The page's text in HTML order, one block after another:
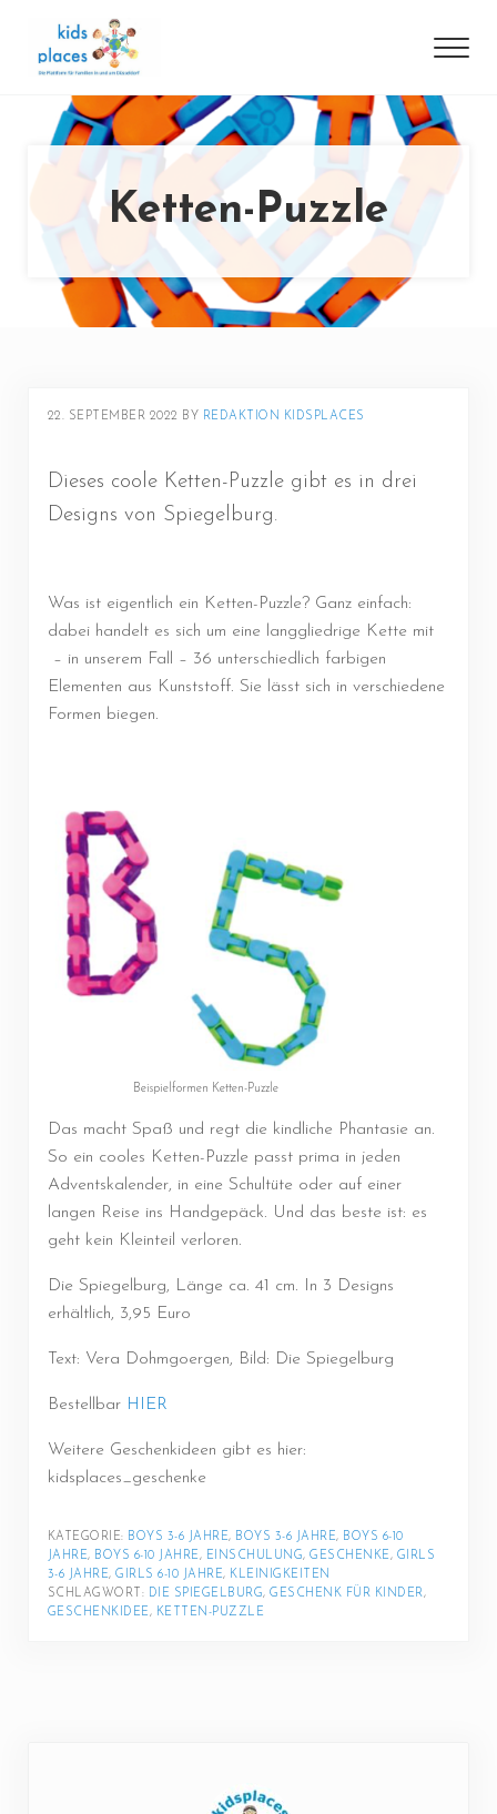
kidsplaces
Ketten-Puzzle
22. SEPTEMBER 2022 BY REDAKTION KIDSPLACES
Dieses coole Ketten-Puzzle gibt es in drei
Designs von Spiegelburg.
Was ist eigentlich ein Ketten-Puzzle? Ganz einfach:
dabei handelt es sich um eine langgliedrige Kette mit
– in unserem Fall – 36 unterschiedlich farbigen
Elementen aus Kunststoff. Sie lässt sich in verschiedene
Formen biegen.
Beispielformen Ketten-Puzzle
Das macht Spaß und regt die kindliche Phantasie an.
So ein cooles Ketten-Puzzle passt prima in jeden
Adventskalender, in eine Schultüte oder auf einer
langen Reise ins Handgepäck. Und das beste ist: es
geht kein Kleinteil verloren.
Die Spiegelburg, Länge ca. 41 cm. In 3 Designs
erhältlich, 3,95 Euro
Text: Vera Dohmgoergen, Bild: Die Spiegelburg
Bestellbar HIER
Weitere Geschenkideen gibt es hier:
kidsplaces_geschenke
KATEGORIE: BOYS 3-6 JAHRE, BOYS 3-6 JAHRE, BOYS 6-10
JAHRE, BOYS 6-10 JAHRE, EINSCHULUNG, GESCHENKE, GIRLS
3-6 JAHRE, GIRLS 6-10 JAHRE, KLEINIGKEITEN
SCHLAGWORT: DIE SPIEGELBURG, GESCHENK FÜR KINDER
GESCHENKIDEE, KETTEN-PUZZLE